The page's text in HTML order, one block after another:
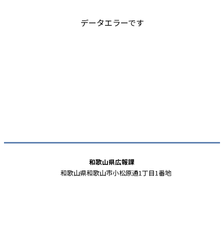
データエラーです
和歌山県広報課
和歌山県和歌山市小松原通1丁目1番地